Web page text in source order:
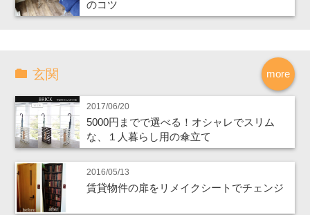
のコツ
more
玄関
2017/06/20
5000円までで選べる！オシャレでスリム
な、１人暮らし用の傘立て
2016/05/13
賃貸物件の扉をリメイクシートでチェンジ